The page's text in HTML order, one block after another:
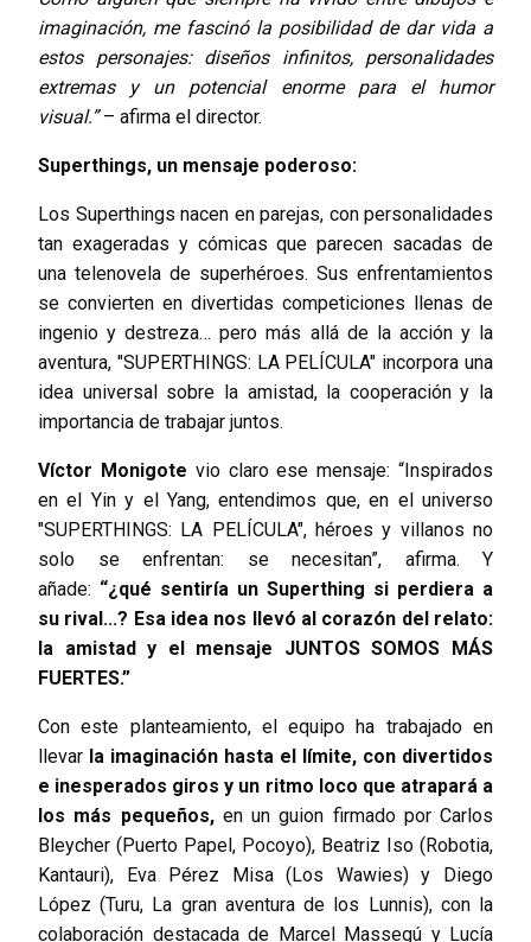
imaginación, me fascinó la posibilidad de dar vida a
estos personajes: diseños infinitos, personalidades
extremas y un potencial enorme para el humor
visual.”– afirma el director.
Superthings, un mensaje poderoso:
Los Superthings nacen en parejas, con personalidades
tan exageradas y cómicas que parecen sacadas de
una telenovela de superhéroes. Sus enfrentamientos
se convierten en divertidas competiciones llenas de
ingenio y destreza… pero más allá de la acción y la
aventura, "SUPERTHINGS: LA PELÍCULA" incorpora una
idea universal sobre la amistad, la cooperación y la
importancia de trabajar juntos.
Víctor Monigote vio claro ese mensaje: “Inspirados
en el Yin y el Yang, entendimos que, en el universo
"SUPERTHINGS: LA PELÍCULA", héroes y villanos no
solo se enfrentan: se necesitan”, afirma. Y
añade: “¿qué sentiría un Superthing si perdiera a
su rival...? Esa idea nos llevó al corazón del relato:
la amistad y el mensaje JUNTOS SOMOS MÁS
FUERTES.”
Con este planteamiento, el equipo ha trabajado en
llevar la imaginación hasta el límite, con divertidos
e inesperados giros y un ritmo loco que atrapará a
los más pequeños,en un guion firmado por Carlos
Bleycher (Puerto Papel, Pocoyo), Beatriz Iso (Robotia,
Kantauri), Eva Pérez Misa (Los Wawies) y Diego
López (Turu, La gran aventura de los Lunnis), con la
colaboración destacada de Marcel Massegú y Lucía